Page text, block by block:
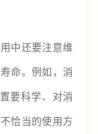
中还要注意维
命。例如，消
要科学、对消
恰当的使用方